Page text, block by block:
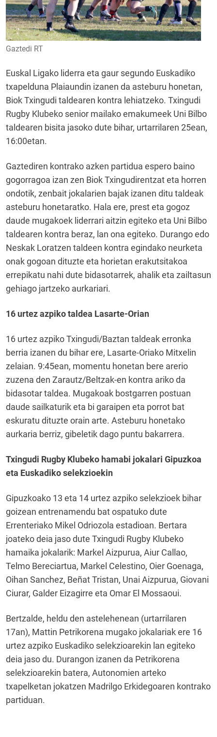
Gaztedi RT
Euskal Ligako liderra eta gaur segundo Euskadiko
txapelduna Plaiaundin izanen da asteburu honetan,
Biok Txingudi taldearen kontra lehiatzeko. Txingudi
Rugby Klubeko senior mailako emakumeek Uni Bilbo
taldearen bisita jasoko dute bihar, urtarrilaren 25ean,
16:00etan.
Gaztediren kontrako azken partidua espero baino
gogorragoa izan zen Biok Txingudirentzat eta horren
ondotik, zenbait jokalarien bajak izanen ditu taldeak
asteburu honetaratko. Hala ere, prest eta gogoz
daude mugakoek liderrari aitzin egiteko eta Uni Bilbo
taldearen kontra beraz, lan ona egiteko. Durango edo
Neskak Loratzen taldeen kontra egindako neurketa
onak gogoan dituzte eta horietan erakutsitakoa
errepikatu nahi dute bidasotarrek, ahalik eta zailtasun
gehiago jartzeko aurkariari.
16 urtez azpiko taldea Lasarte-Orian
16 urtez azpiko Txingudi/Baztan taldeak erronka
berria izanen du bihar ere, Lasarte-Oriako Mitxelin
zelaian. 9:45ean, momentu honetan bere arerio
zuzena den Zarautz/Beltzak-en kontra ariko da
bidasotar taldea. Mugakoak bostgarren postuan
daude sailkaturik eta bi garaipen eta porrot bat
eskuratu dituzte orain arte. Asteburu honetako
aurkaria berriz, gibeletik dago puntu bakarrera.
Txingudi Rugby Klubeko hamabi jokalari Gipuzkoa
eta Euskadiko selekzioekin
Gipuzkoako 13 eta 14 urtez azpiko selekzioek bihar
goizean entrenamendu bat ospatuko dute
Errenteriako Mikel Odriozola estadioan. Bertara
joateko deia jaso dute Txingudi Rugby Klubeko
hamaika jokalarik: Markel Aizpurua, Aiur Callao,
Telmo Bereciartua, Markel Celestino, Oier Goenaga,
Oihan Sanchez, Beñat Tristan, Unai Aizpurua, Giovani
Ciurar, Galder Eizagirre eta Omar El Mossaoui.
Bertzalde, heldu den astelehenean (urtarrilaren
17an), Mattin Petrikorena mugako jokalariak ere 16
urtez azpiko Euskadiko selekzioarekin lan egiteko
deia jaso du. Durangon izanen da Petrikorena
selekzioarekin batera, Autonomien arteko
txapelketan jokatzen Madrilgo Erkidegoaren kontrako
partiduan.